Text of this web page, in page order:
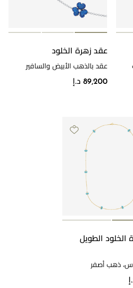
عقد زهرة الخلود
عقد بالذهب الأبيض والسافير
89,200 د.إ
الخلود الطويل
ذهب أصفر